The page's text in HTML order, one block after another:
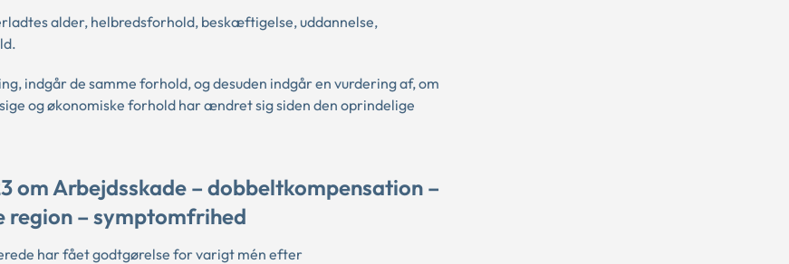
alder, helbredsforhold, beskæftigelse, uddannelse,
indgår de samme forhold, og desuden indgår en vurdering af, om
og økonomiske forhold har ændret sig siden den oprindelige
om Arbejdsskade – dobbeltkompensation –
region – symptomfrihed
har fået godtgørelse for varigt mén efter